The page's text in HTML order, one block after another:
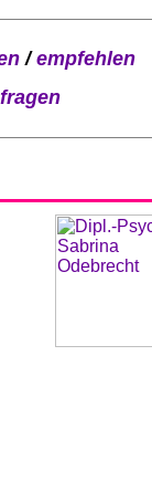
/empfehlen